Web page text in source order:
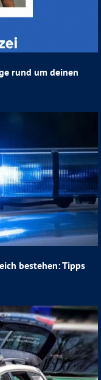
rund um deinen
bestehen: Tipps